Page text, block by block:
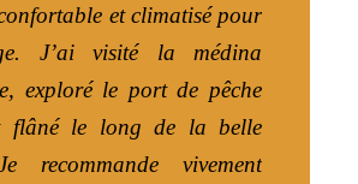
et climatisé pour
J’ai visité la médina
exploré le port de pêche
flâné le long de la belle
recommande vivement